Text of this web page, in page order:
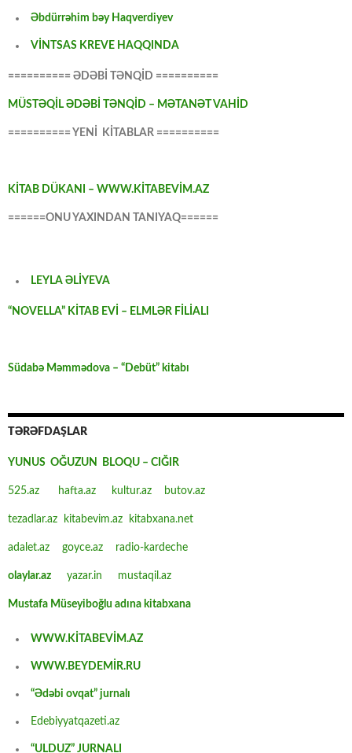
Əbdürrəhim bəy Haqverdiyev
VİNTSAS KREVE HAQQINDA
========== ƏDƏBİ TƏNQİD ==========
MÜSTƏQİL ƏDƏBİ TƏNQİD – MƏTANƏT VAHİD
========== YENİ KİTABLAR ==========
KİTAB DÜKANI – WWW.KİTABEVİM.AZ
======ONU YAXINDAN TANIYAQ======
LEYLA ƏLİYEVA
“NOVELLA” KİTAB EVİ – ELMLƏR FİLİALI
Südabə Məmmədova – “Debüt” kitabı
TƏRƏFDAŞLAR
YUNUS OĞUZUN BLOQU – CIĞIR
525.az hafta.az kultur.az butov.az
tezadlar.az kitabevim.az kitabxana.net
adalet.az goyce.az radio-kardeche
olaylar.az yazar.in mustaqil.az
Mustafa Müseyiboğlu adına kitabxana
WWW.KİTABEVİM.AZ
WWW.BEYDEMİR.RU
“Ədəbi ovqat” jurnalı
Edebiyyatqazeti.az
“ULDUZ” JURNALI